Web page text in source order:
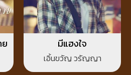
ย มีแฮงใจ
เอิ้นขวัญ วรัญญา